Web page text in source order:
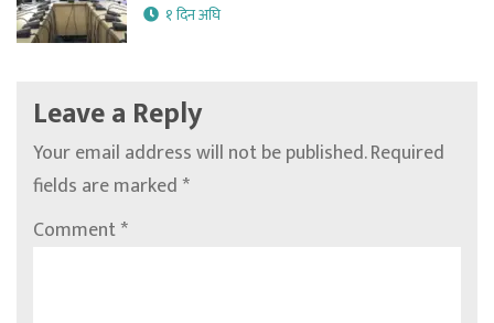
१ दिन अघि
Leave a Reply
Your email address will not be published.Required
fields are marked*
Comment*